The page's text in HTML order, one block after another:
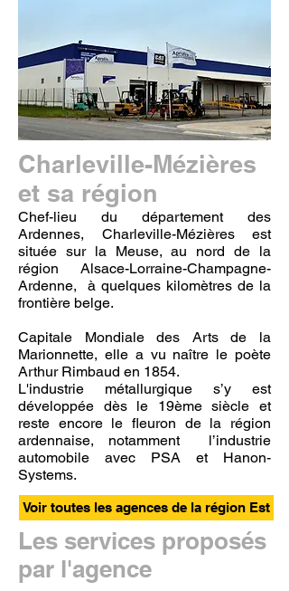
Charleville-Mézières
et sa région
Chef-lieu du département des
Ardennes, Charleville-Mézières est
située sur la Meuse, au nord de la
région Alsace-Lorraine-Champagne-
Ardenne, à quelques kilomètres de la
frontière belge.
Capitale Mondiale des Arts de la
Marionnette, elle a vu naître le poète
Arthur Rimbaud en 1854.
L'industrie métallurgique s’y est
développée dès le 19ème siècle et
reste encore le fleuron de la région
ardennaise, notamment l’industrie
automobile avec PSA et Hanon-
Systems.
Voir toutes les agences de la région Est
Les services proposés
par l'agence